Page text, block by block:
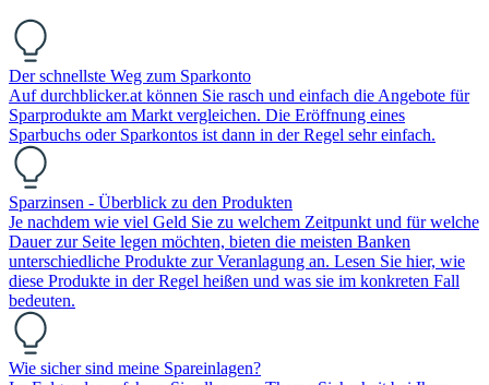
Der schnellste Weg zum Sparkonto
Auf durchblicker.at können Sie rasch und einfach die Angebote für
Sparprodukte am Markt vergleichen. Die Eröffnung eines
Sparbuchs oder Sparkontos ist dann in der Regel sehr einfach.
Sparzinsen - Überblick zu den Produkten
Je nachdem wie viel Geld Sie zu welchem Zeitpunkt und für welche
Dauer zur Seite legen möchten, bieten die meisten Banken
unterschiedliche Produkte zur Veranlagung an. Lesen Sie hier, wie
diese Produkte in der Regel heißen und was sie im konkreten Fall
bedeuten.
Wie sicher sind meine Spareinlagen?